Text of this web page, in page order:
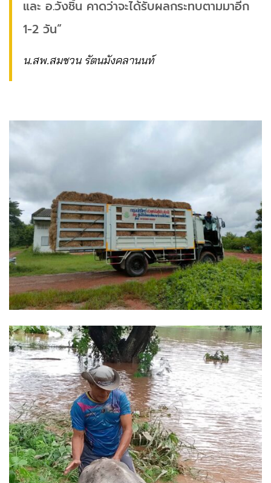
และ อ.วังชิ้น คาดว่าจะได้รับผลกระทบตามมาอีก
1-2 วัน”
น.สพ.สมชวน รัตนมังคลานนท์